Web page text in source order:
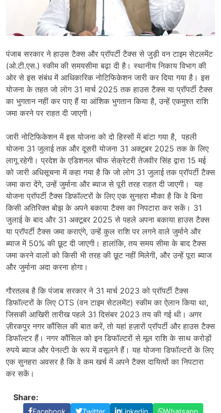
पंजाब सरकार ने हाउस टैक्स और प्रॉपर्टी टैक्स से जुड़ी वन टाइम सेटलमेंट
(ओ.टी.एस.) स्कीम की समयसीमा बढ़ा दी है। स्थानीय निकाय विभाग की
ओर से इस संबंध में आधिकारिक नोटिफिकेशन जारी कर दिया गया है। इस
योजना के तहत जो लोग 31 मार्च 2025 तक हाउस टैक्स या प्रॉपर्टी टैक्स
का भुगतान नहीं कर पाए हैं या आंशिक भुगतान किया है, उन्हें एकमुश्त राशि
जमा करने पर राहत दी जाएगी।
जारी नोटिफिकेशन में इस योजना को दो हिस्सों में बांटा गया है, पहली
योजना 31 जुलाई तक और दूसरी योजना 31 अक्टूबर 2025 तक के लिए
लागू रहेगी। प्रदेश के एडिशनल चीफ सेक्रेटरी तेजवीर सिंह द्वारा 15 मई
को जारी अधिसूचना में कहा गया है कि जो लोग 31 जुलाई तक प्रॉपर्टी टैक्स
जमा करा देंगे, उन्हें जुर्माना और ब्याज से पूरी तरह राहत दी जाएगी। यह
योजना प्रॉपर्टी टैक्स डिफॉल्टरों के लिए एक सुनहरा मौका है कि वे बिना
किसी अतिरिक्त बोझ के अपने बकाया टैक्स का निपटारा कर सकें। 31
जुलाई के बाद और 31 अक्टूबर 2025 से पहले अपना बकाया हाउस टैक्स
या प्रॉपर्टी टैक्स जमा कराएंगे, उन्हें कुल राशि पर लगने वाले जुर्माने और
ब्याज में 50% की छूट दी जाएगी। हालांकि, तय समय सीमा के बाद टैक्स
जमा करने वालों को किसी भी तरह की छूट नहीं मिलेगी, और उन्हें पूरा ब्याज
और जुर्माना अदा करना होगा।
गौरतलब है कि पंजाब सरकार ने 31 मार्च 2023 को प्रॉपर्टी टैक्स
डिफॉल्टरों के लिए OTS (वन टाइम सेटलमेंट) स्कीम का ऐलान किया था,
जिसकी आखिरी तारीख पहले 31 दिसंबर 2023 तय की गई थी। अगर
ज़ीरकपुर नगर कौंसिल की बात करें, तो यहां हज़ारों प्रॉपर्टी और हाउस टैक्स
डिफॉल्टर हैं। नगर कौंसिल को इन डिफॉल्टरों से मूल राशि के साथ करोड़ों
रुपये ब्याज और पेनल्टी के रूप में वसूलने हैं। यह योजना डिफॉल्टरों के लिए
एक सुनहरा अवसर है कि वे कम खर्च में अपने टैक्स दायित्वों का निपटारा
कर सकें।
Share:
Facebook Twitter Linkedin Whatsapp